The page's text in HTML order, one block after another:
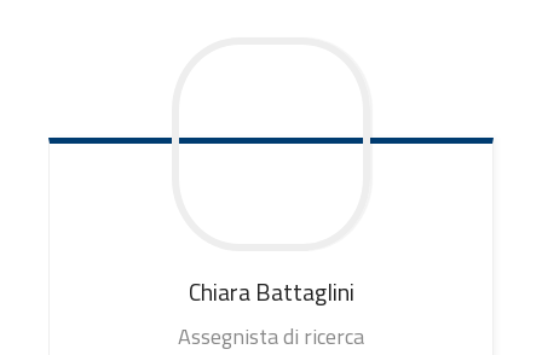
Chiara Battaglini
Assegnista di ricerca